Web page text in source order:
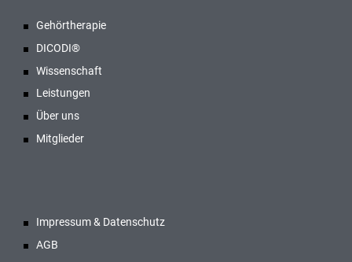
Gehörtherapie
DICODI®
Wissenschaft
Leistungen
Über uns
Mitglieder
Impressum & Datenschutz
AGB